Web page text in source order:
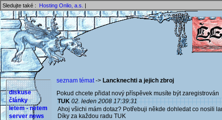
Sledujte také : Hosting Onlio, a.s. |
diskuse
články
letem - netem
server news
seznam témat-> Lancknechti a jejich zbroj
Pokud chcete přidat nový příspěvek musíte být
TUK 02. leden 2008 17:39:31
Ahoj všichi mám dotaz? Potřebuji někde dohledat co nosili
Díky za každou radu TUK